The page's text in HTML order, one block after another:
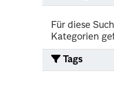
Für diese
Kategorien
Tags